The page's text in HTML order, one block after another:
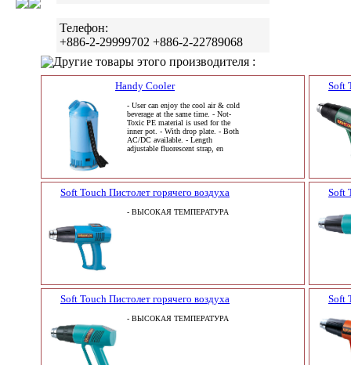
Телефон:
+886-2-29999702 +886-2-22789068
Другие товары этого производителя :
Handy Cooler
- User can enjoy the cool air & cold
beverage at the same time. - Not-
Toxic PE material is used for the
inner pot. - With drop plate. - Both
AC/DC available. - Length
adjustable fluorescent strap, en
Soft
Soft Touch Пистолет горячего воздуха
- ВЫСОКАЯ ТЕМПЕРАТУРА
Soft
Soft Touch Пистолет горячего воздуха
- ВЫСОКАЯ ТЕМПЕРАТУРА
Soft